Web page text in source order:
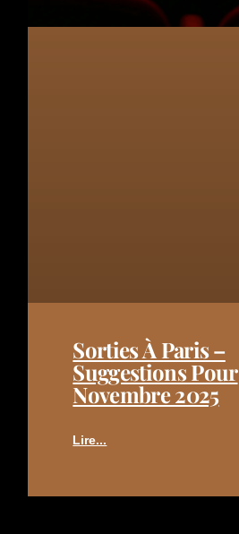
Sorties À Paris –
Suggestions Pour
Novembre 2025
Lire...